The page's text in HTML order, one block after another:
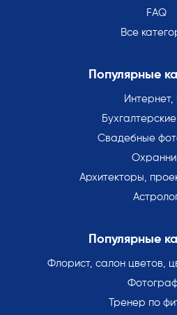
FAQ
Все
Популярные
Интернет,
Свадебные
Архитекторы,
Популярные
Флорист, салон цветов,
Тренер по